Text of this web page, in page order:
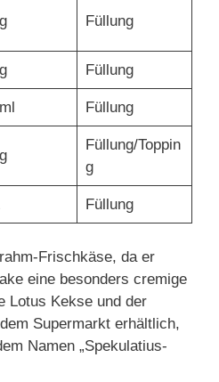
Füllung
Füllung
Füllung
Füllung/Toppin
g
Füllung
Frischkäse, da er
eine besonders cremige
Lotus Kekse und der
Supermarkt erhältlich,
Namen „Spekulatius-